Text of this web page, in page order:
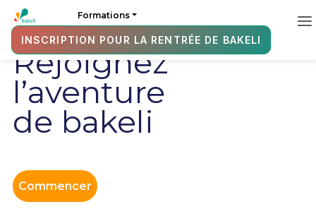
Formations
INSCRIPTION POUR LA RENTRÉE DE BAKELI
Rejoignez
l’aventure
de bakeli
Commencer